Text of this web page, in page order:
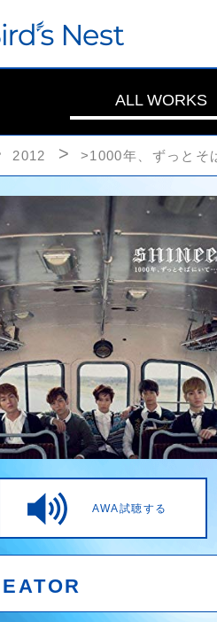
ALL WORKS
2012 >1000年、ずっとそ
AWA試聴する